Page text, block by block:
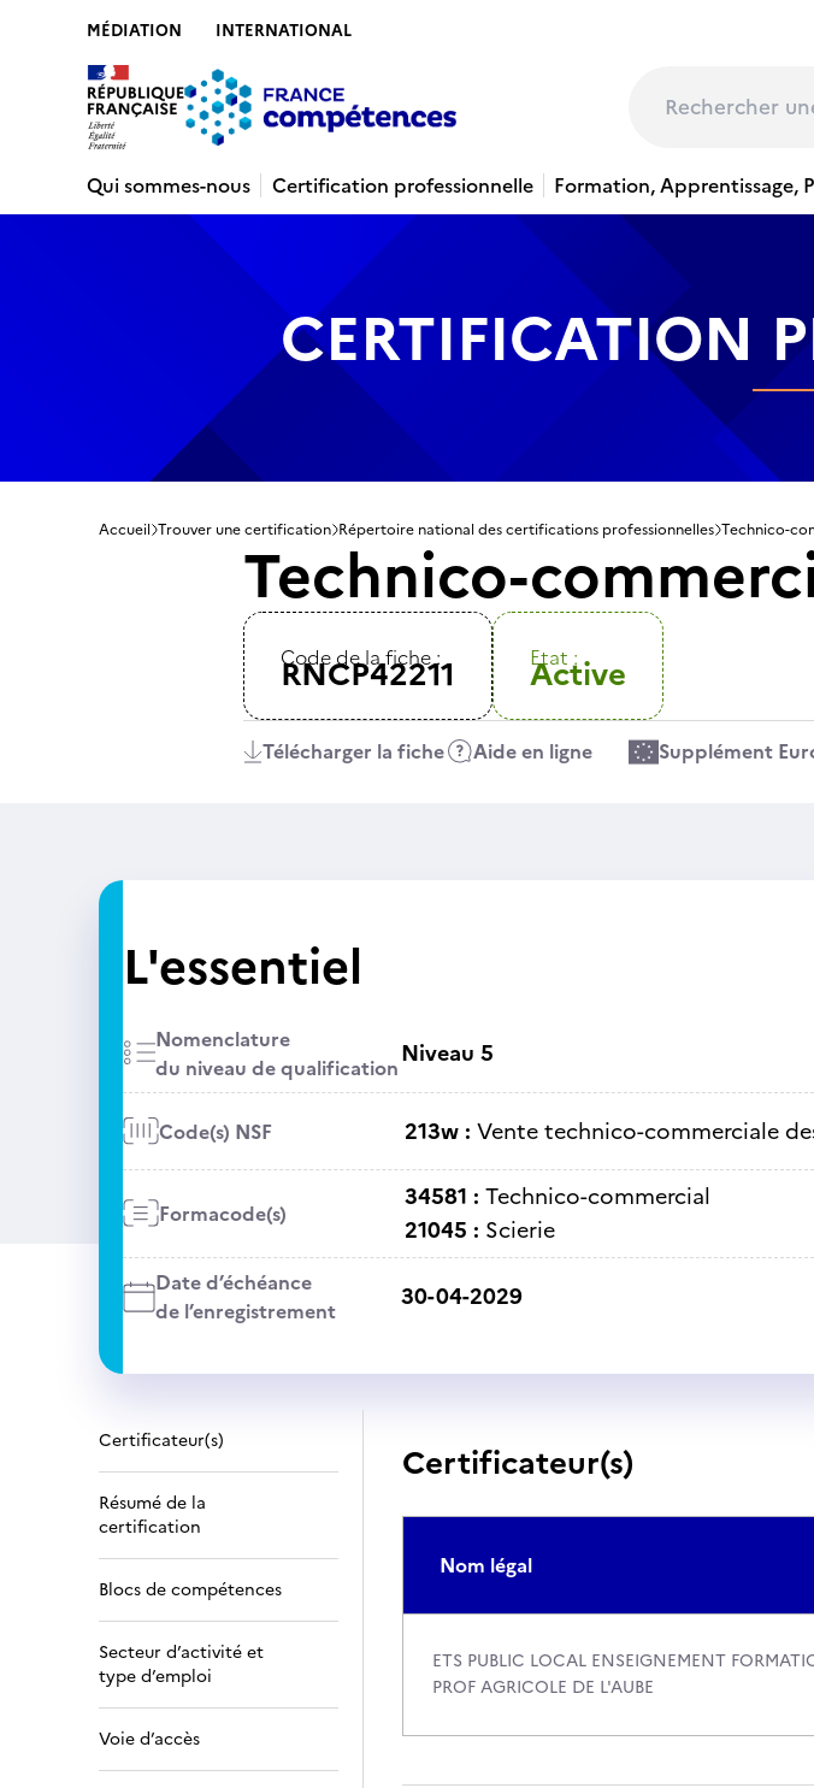
MÉDIATION INTERNATIONAL
Qui sommes-nous
Certification professionnelle Formation, Apprentissage,
CERTIFICATION
Accueil Trouver une certification Répertoire national des certifications professionnelles Technico-
Technico-
Code de la fiche :
RNCP42211 Etat :
Active
Télécharger la fiche Aide en ligne Supplément
L'essentiel
Nomenclature
du niveau de qualificationNiveau 5
Code(s) NSF 213w : Vente technico-commerciale
Formacode(s)
34581 : Technico-commercial
21045 : Scierie
Date d’échéance
de l’enregistrement
30-04-2029
Certificateur(s)
Résumé de la
certification
Blocs de compétences
Secteur d’activité et
type d’emploi
Voie d’accès
Certificateur(s)
Nom légal
ETS PUBLIC LOCAL ENSEIGNEMENT
PROF AGRICOLE DE L'AUBE